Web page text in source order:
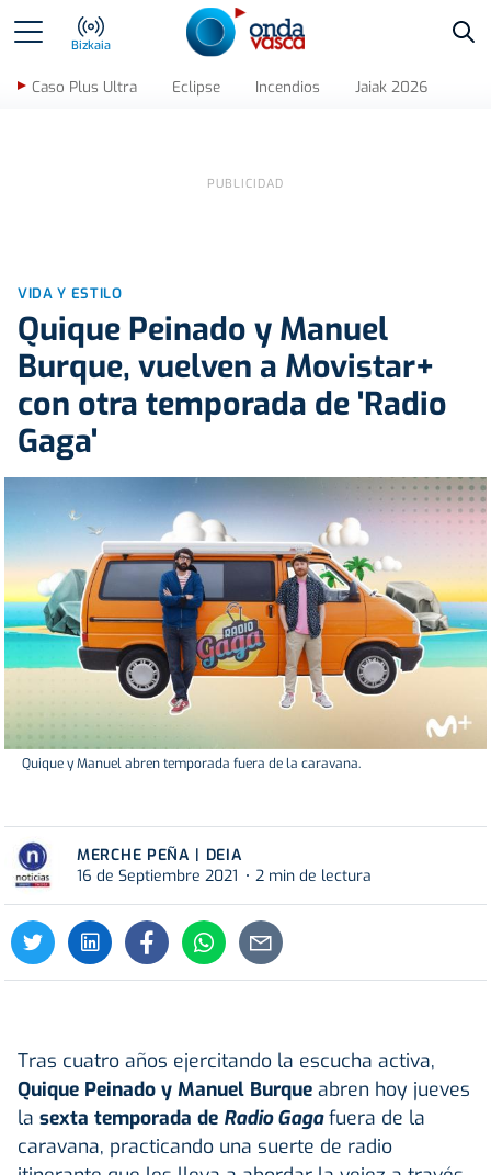
Bizkaia
Caso Plus Ultra Eclipse Incendios Jaiak 2026
VIDA Y ESTILO
Quique Peinado y Manuel
Burque, vuelven a Movistar+
con otra temporada de 'Radio
Gaga'
Quique y Manuel abren temporada fuera de la caravana.
MERCHE PEÑA | DEIA
16 de Septiembre 2021
2 min de lectura
Tras cuatro años ejercitando la escucha activa,
Quique Peinado y Manuel Burque abren hoy jueves
la sexta temporada de Radio Gagafuera de la
caravana, practicando una suerte de radio